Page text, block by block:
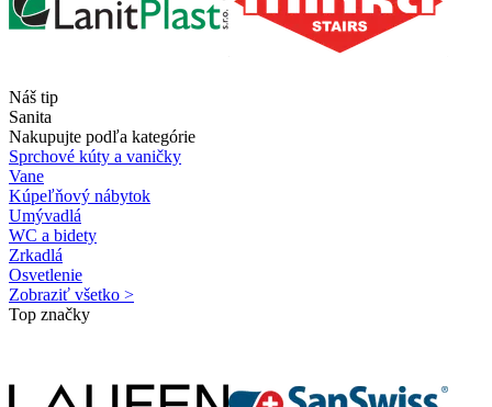
Náš tip
Sanita
Nakupujte podľa kategórie
Sprchové kúty a vaničky
Vane
Kúpeľňový nábytok
Umývadlá
WC a bidety
Zrkadlá
Osvetlenie
Zobraziť všetko >
Top značky